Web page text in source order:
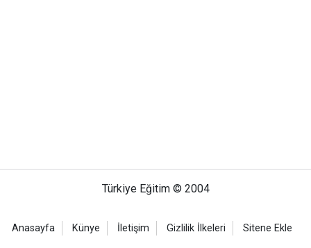
Türkiye Eğitim © 2004
Anasayfa Künye İletişim Gizlilik İlkeleri Sitene Ekle